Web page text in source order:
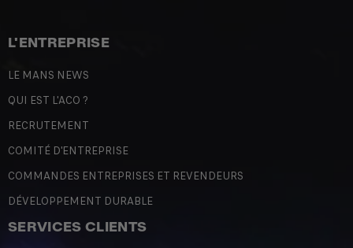
L'ENTREPRISE
LE MANS NEWS
QUI EST L'ACO ?
RECRUTEMENT
COMITÉ D'ENTREPRISE
COMMANDES ENTREPRISES ET REVENDEURS
DÉVELOPPEMENT DURABLE
SERVICES CLIENTS